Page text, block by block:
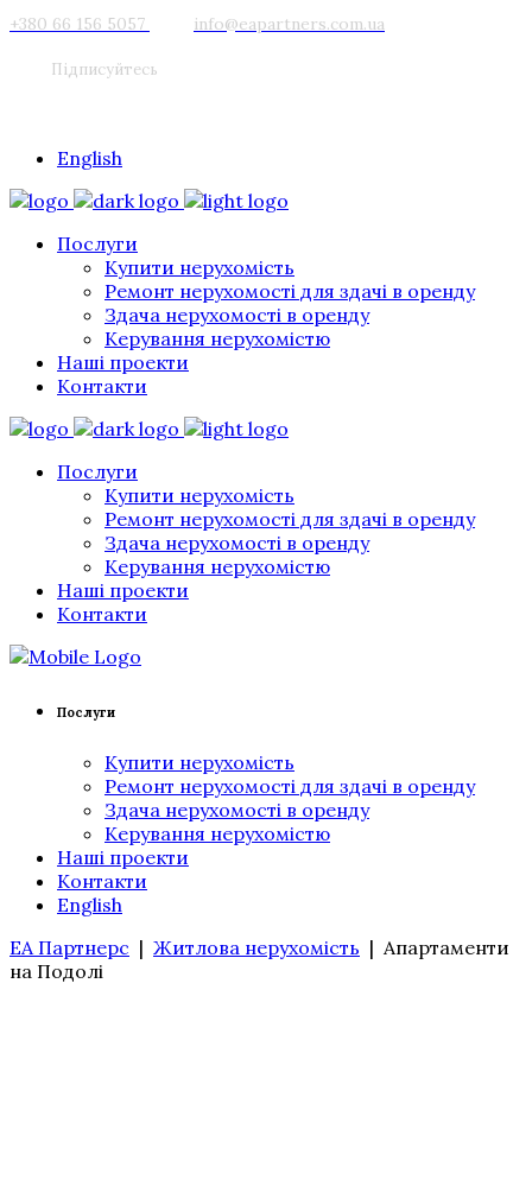
+380 66 156 5057 info@eapartners.com.ua
Підписуйтесь
English
Послуги
Купити нерухомість
Ремонт нерухомості для здачі в оренду
Здача нерухомості в оренду
Керування нерухомістю
Наші проекти
Контакти
Послуги
Купити нерухомість
Ремонт нерухомості для здачі в оренду
Здача нерухомості в оренду
Керування нерухомістю
Наші проекти
Контакти
Послуги
Купити нерухомість
Ремонт нерухомості для здачі в оренду
Здача нерухомості в оренду
Керування нерухомістю
Наші проекти
Контакти
English
ЕА Партнерс | Житлова нерухомість | Апартаменти
на Подолі